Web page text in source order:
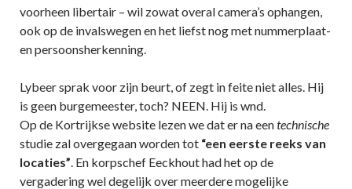
voorheen libertair – wil zowat overal camera’s ophangen,
ook op de invalswegen en het liefst nog met nummerplaat-
en persoonsherkenning.
Lybeer sprak voor zijn beurt, of zegt in feite niet alles. Hij
is geen burgemeester, toch? NEEN. Hij is wnd.
Op de Kortrijkse website lezen we dat er na eentechnische
studie zal overgegaan worden tot “een eerste reeks van
locaties”. En korpschef Eeckhout had het op de
vergadering wel degelijk over meerdere mogelijke